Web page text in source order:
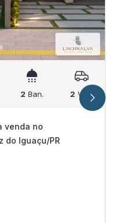
2 Ban. 2 Vag.
venda no
do Iguaçu/PR